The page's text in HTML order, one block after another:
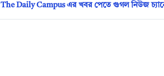
The Daily Campus এর খবর পেতে গুগল নিউজ